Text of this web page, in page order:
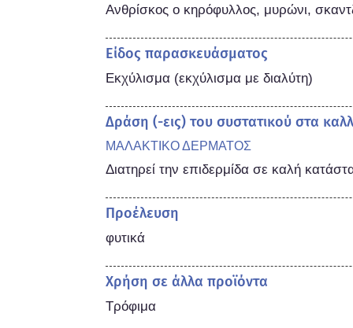
Ανθρίσκος ο κηρόφυλλος, μυρώνι,
Είδος παρασκευάσματος
Εκχύλισμα (εκχύλισμα με διαλύτη)
Δράση (-εις) του συστατικού στα
ΜΑΛΑΚΤΙΚΟ ΔΕΡΜΑΤΟΣ
Διατηρεί την επιδερμίδα σε καλή
Προέλευση
φυτικά
Χρήση σε άλλα προϊόντα
Τρόφιμα